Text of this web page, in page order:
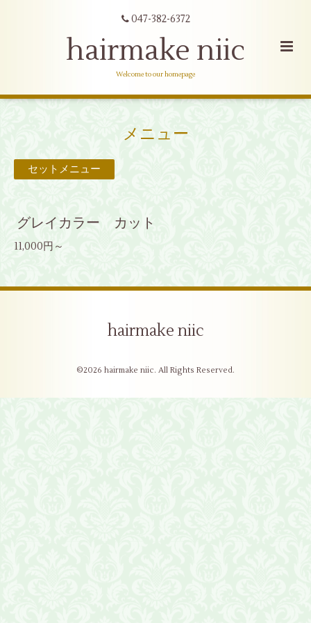
047-382-6372
hairmake niic
Welcome to our homepage
メニュー
セットメニュー
グレイカラー カット
11,000円～
hairmake niic
©2026 hairmake niic. All Rights Reserved.